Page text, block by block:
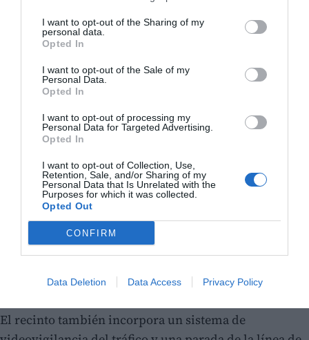
I want to opt-out of the Sharing of my
personal data.
Opted In
I want to opt-out of the Sale of my
Personal Data.
Opted In
I want to opt-out of processing my
Personal Data for Targeted Advertising.
Opted In
I want to opt-out of Collection, Use,
Retention, Sale, and/or Sharing of my
Personal Data that Is Unrelated with the
Purposes for which it was collected.
Opted Out
CONFIRM
Data Deletion Data Access Privacy Policy
Sostenibilidad y zonas verdes
Las plazas de aparcamiento se han ejecutado con
adoquín permeable sobre capas de gravas, lo que
permite un sistema de drenaje sostenible para las
aguas de lluvia. El parking, además, carece de
cerramiento convencional y cuenta con vegetación,
franja situada entre la acera y el carril bici.
El recinto también incorpora un sistema de